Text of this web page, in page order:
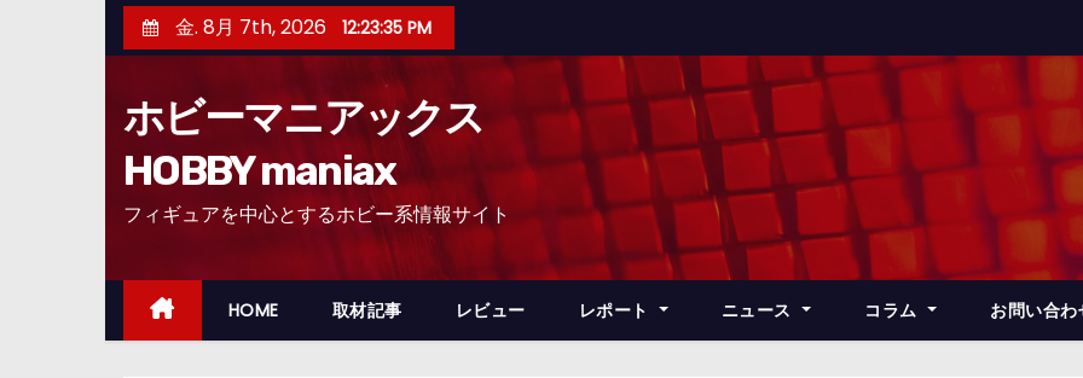
ン
ッ
金. 8月 7th, 2026 12:23:37 PM
ホビーマニアックス
HOBBY maniax
フィギュアを中心とするホビー系情報サイト
HOME 取材記事 レビュー レポート ニュース コラム お問い合わ